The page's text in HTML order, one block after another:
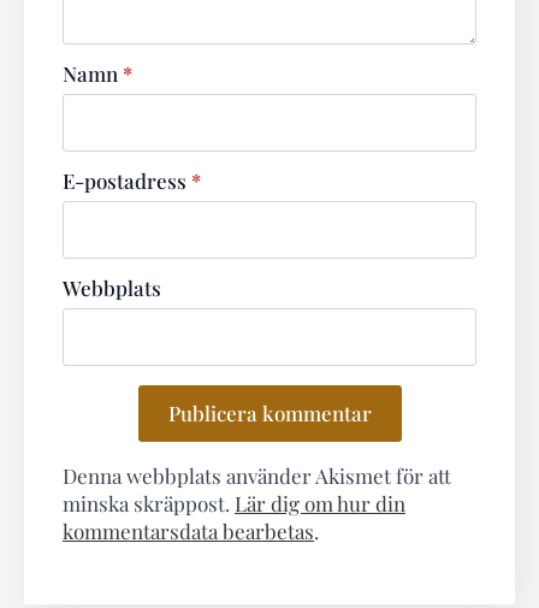
Namn *
E-postadress *
Webbplats
Denna webbplats använder Akismet för att
minska skräppost. Lär dig om hur din
kommentarsdata bearbetas.